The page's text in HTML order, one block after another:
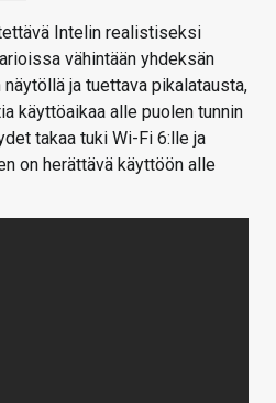
Intelin realistiseksi
vähintään yhdeksän
ja tuettava pikalatausta,
käyttöaikaa alle puolen tunnin
takaa tuki Wi-Fi 6:lle ja
on herättävä käyttöön alle